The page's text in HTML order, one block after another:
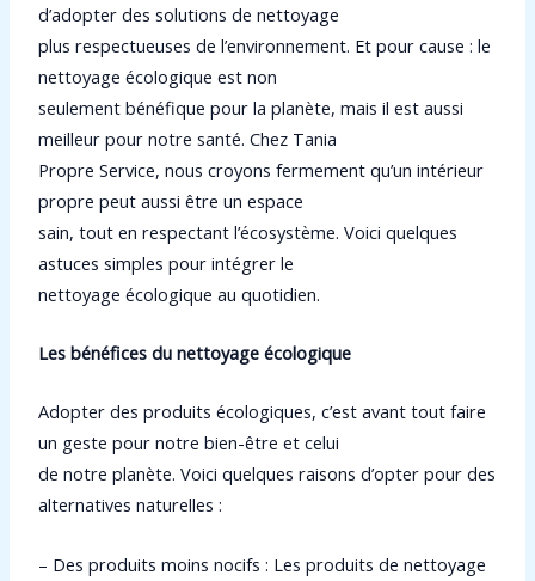
d’adopter des solutions de nettoyage
plus respectueuses de l’environnement. Et pour cause : le
nettoyage écologique est non
seulement bénéfique pour la planète, mais il est aussi
meilleur pour notre santé. Chez Tania
Propre Service, nous croyons fermement qu’un intérieur
propre peut aussi être un espace
sain, tout en respectant l’écosystème. Voici quelques
astuces simples pour intégrer le
nettoyage écologique au quotidien.
Les bénéfices du nettoyage écologique
Adopter des produits écologiques, c’est avant tout faire
un geste pour notre bien-être et celui
de notre planète. Voici quelques raisons d’opter pour des
alternatives naturelles :
– Des produits moins nocifs : Les produits de nettoyage